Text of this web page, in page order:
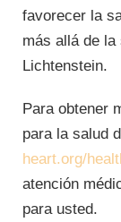
favorecer la
más allá de la
Lichtenstein.
Para obtener
para la salud
heart.org/
atención
para usted.